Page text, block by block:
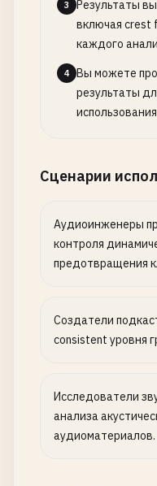
3
Результаты
включая crest
каждого
4
Вы можете
результаты
Сценарии
Аудиоинженеры
контроля
предотвращения
Создатели
consistent уровня
Исследователи
анализа
аудиоматериалов.